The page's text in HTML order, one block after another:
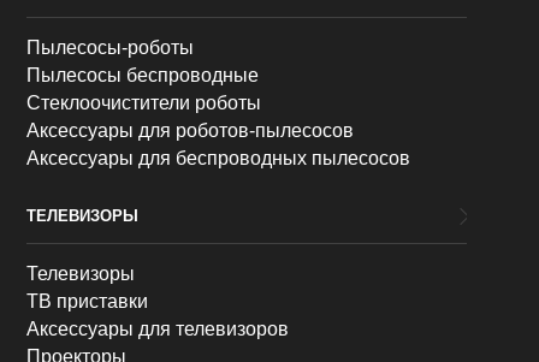
Пылесосы-роботы
Пылесосы беспроводные
Стеклоочистители роботы
Аксессуары для роботов-пылесосов
Аксессуары для беспроводных пылесосов
ТЕЛЕВИЗОРЫ
Телевизоры
ТВ приставки
Аксессуары для телевизоров
Проекторы